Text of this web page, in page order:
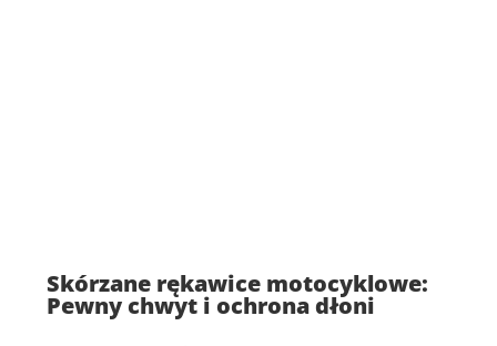
Skórzane rękawice motocyklowe:
Pewny chwyt i ochrona dłoni